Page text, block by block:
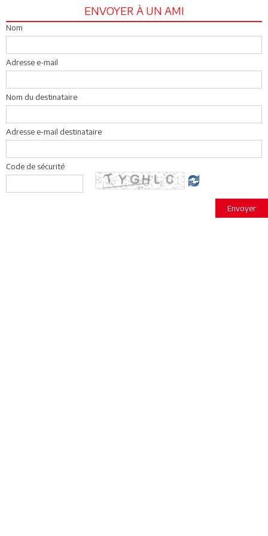
ENVOYER À UN AMI
Nom
Adresse e-mail
Nom du destinataire
Adresse e-mail destinataire
Code de sécurité
Envoyer